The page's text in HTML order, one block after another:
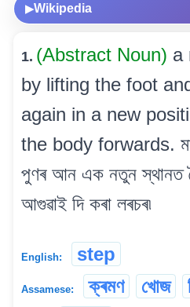
▶Wikipedia
1. (Abstract Noun) a
by lifting the foot
again in a new
the body forwards.
পুণৰ আন এক নতুন স্থানত
আগুৱাই দি কৰা লৰচৰ৷
English: step
Assamese: ক্ৰমণ খোজ